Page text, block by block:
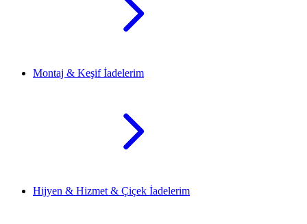
Montaj & Keşif İadelerim
Hijyen & Hizmet & Çiçek İadelerim